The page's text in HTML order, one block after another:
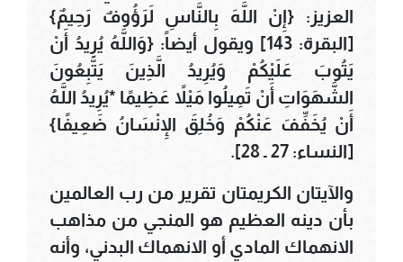
العزيز: {إِنْ اللَّهَ بِالنَّاسِ لَرَؤُوفٌ رَحِيمٌ}
[البقرة: 143] ويقول أيضاً: {وَاللَّهُ يُرِيدُ أَنْ
يَتُوبَ عَلَيْكُمْ وَيُرِيدُ الَّذِينَ يَتَّبِعُونَ
الشَّهَوَاتِ أَنْ تَمِيلُوا مَيْلاً عَظِيمًا *يُرِيدُ اللَّهُ
أَنْ يُخَفِّفَ عَنْكُمْ وَخُلِقَ الإِنْسَانُ ضَعِيفًا}
[النساء: 27 ـ 28].
والآيتان الكريمتان تقرير من رب العالمين
بأن دينه العظيم هو المنجي من مذاهب
الانهماك المادي أو الانهماك البدني، وأنه